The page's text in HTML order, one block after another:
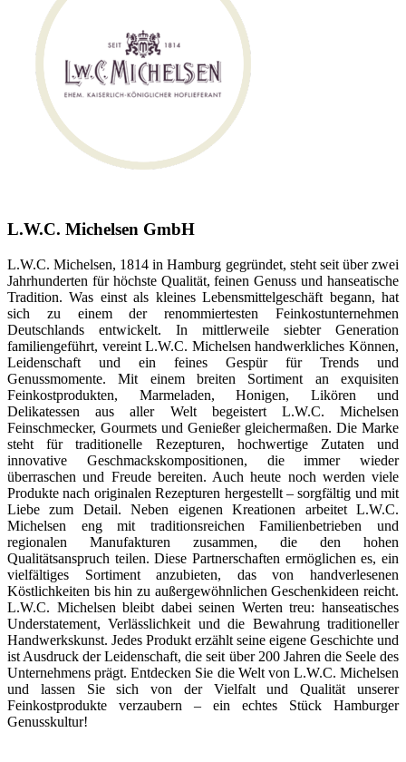
L.W.C. Michelsen GmbH
L.W.C. Michelsen, 1814 in Hamburg gegründet, steht seit über zwei
Jahrhunderten für höchste Qualität, feinen Genuss und hanseatische
Tradition. Was einst als kleines Lebensmittelgeschäft begann, hat
sich zu einem der renommiertesten Feinkostunternehmen
Deutschlands entwickelt. In mittlerweile siebter Generation
familiengeführt, vereint L.W.C. Michelsen handwerkliches Können,
Leidenschaft und ein feines Gespür für Trends und
Genussmomente. Mit einem breiten Sortiment an exquisiten
Feinkostprodukten, Marmeladen, Honigen, Likören und
Delikatessen aus aller Welt begeistert L.W.C. Michelsen
Feinschmecker, Gourmets und Genießer gleichermaßen. Die Marke
steht für traditionelle Rezepturen, hochwertige Zutaten und
innovative Geschmackskompositionen, die immer wieder
überraschen und Freude bereiten. Auch heute noch werden viele
Produkte nach originalen Rezepturen hergestellt – sorgfältig und mit
Liebe zum Detail. Neben eigenen Kreationen arbeitet L.W.C.
Michelsen eng mit traditionsreichen Familienbetrieben und
regionalen Manufakturen zusammen, die den hohen
Qualitätsanspruch teilen. Diese Partnerschaften ermöglichen es, ein
vielfältiges Sortiment anzubieten, das von handverlesenen
Köstlichkeiten bis hin zu außergewöhnlichen Geschenkideen reicht.
L.W.C. Michelsen bleibt dabei seinen Werten treu: hanseatisches
Understatement, Verlässlichkeit und die Bewahrung traditioneller
Handwerkskunst. Jedes Produkt erzählt seine eigene Geschichte und
ist Ausdruck der Leidenschaft, die seit über 200 Jahren die Seele des
Unternehmens prägt. Entdecken Sie die Welt von L.W.C. Michelsen
und lassen Sie sich von der Vielfalt und Qualität unserer
Feinkostprodukte verzaubern – ein echtes Stück Hamburger
Genusskultur!